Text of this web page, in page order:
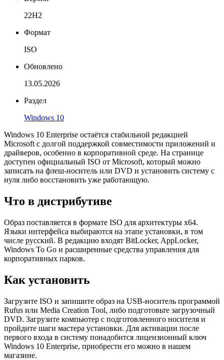
22H2
Формат
ISO
Обновлено
13.05.2026
Раздел
Windows 10
Windows 10 Enterprise остаётся стабильной редакцией
Microsoft с долгой поддержкой совместимости приложений и
драйверов, особенно в корпоративной среде. На странице
доступен официальный ISO от Microsoft, который можно
записать на флеш-носитель или DVD и установить систему с
нуля либо восстановить уже работающую.
Что в дистрибутиве
Образ поставляется в формате ISO для архитектуры x64.
Языки интерфейса выбираются на этапе установки, в том
числе русский. В редакцию входят BitLocker, AppLocker,
Windows To Go и расширенные средства управления для
корпоративных парков.
Как установить
Загрузите ISO и запишите образ на USB-носитель программой
Rufus или Media Creation Tool, либо подготовьте загрузочный
DVD. Загрузите компьютер с подготовленного носителя и
пройдите шаги мастера установки. Для активации после
первого входа в систему понадобится лицензионный ключ
Windows 10 Enterprise, приобрести его можно в нашем
магазине.